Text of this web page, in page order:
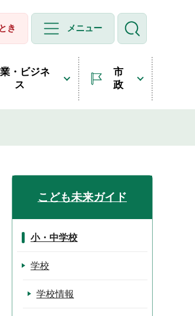
き メニュー
・ビジネ
ス
市
政
こども未来ガイド
小・中学校
学校
学校情報